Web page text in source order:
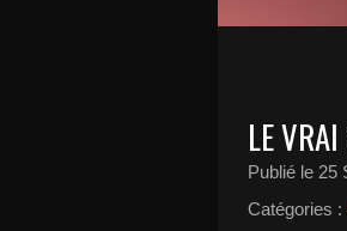
LE
Publié le 25
Catégories :